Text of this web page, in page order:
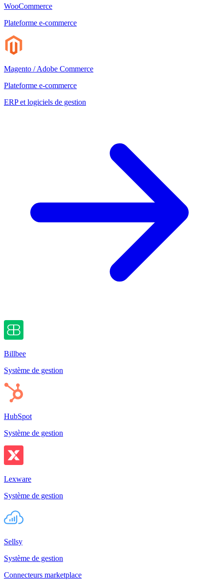
WooCommerce
Plateforme e-commerce
Magento / Adobe Commerce
Plateforme e-commerce
ERP et logiciels de gestion
Billbee
Système de gestion
HubSpot
Système de gestion
Lexware
Système de gestion
Sellsy
Système de gestion
Connecteurs marketplace